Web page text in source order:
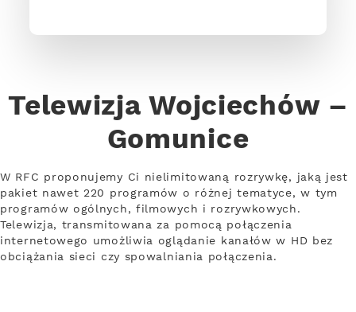
Telewizja Wojciechów –
Gomunice
W RFC proponujemy Ci nielimitowaną rozrywkę, jaką jest
pakiet nawet 220 programów o różnej tematyce, w tym
programów ogólnych, filmowych i rozrywkowych.
Telewizja, transmitowana za pomocą połączenia
internetowego umożliwia oglądanie kanałów w HD bez
obciążania sieci czy spowalniania połączenia.